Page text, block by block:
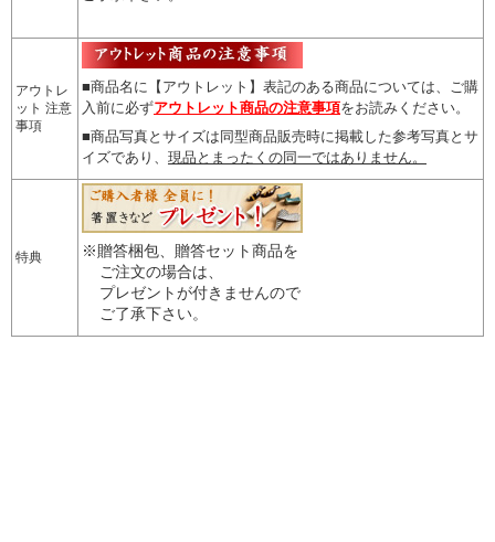
アウトレ
ット 注意
事項
■商品名に【アウトレット】表記のある商品については、
ご購
入前に必ずアウトレット商品の注意事項をお読みください。
■商品写真とサイズは同型商品販売時に掲載した参考写真とサ
イズであり、 現品とまったくの同一ではありません。
特典
※贈答梱包、贈答セット商品を
ご注文の場合は、
プレゼントが付きませんので
ご了承下さい。